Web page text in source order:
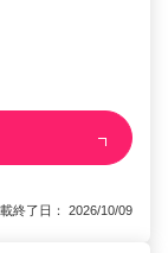
終了日： 2026/10/09